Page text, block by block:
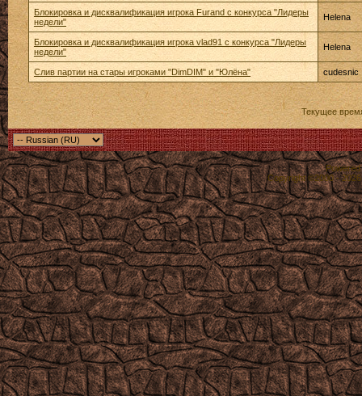
Блокировка и дисквалификация игрока Furand с конкурса "Лидеры
недели"
Helena
Блокировка и дисквалификация игрока vlad91 с конкурса "Лидеры
недели"
Helena
Слив партии на стары игроками "DimDIM" и "Юлёна" cudesnic
Текущее
Powered
Copyright ©2000 -